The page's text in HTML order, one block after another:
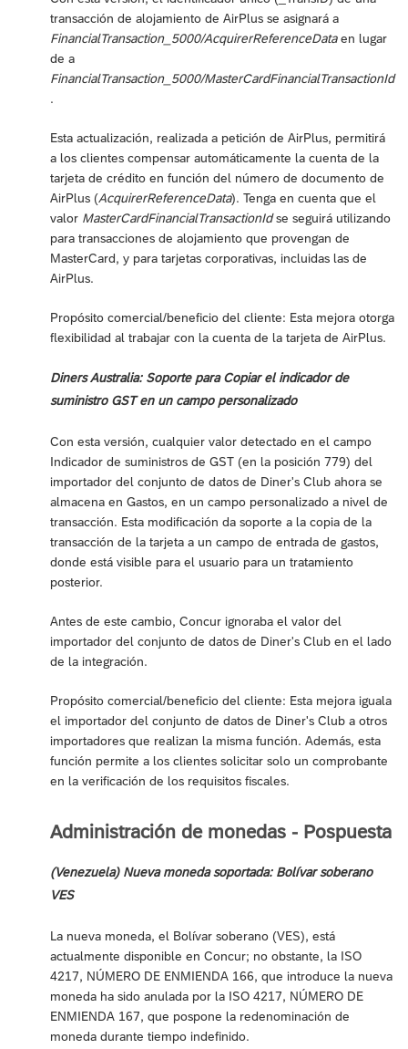
transacción de alojamiento de AirPlus se asignará a
FinancialTransaction_5000/AcquirerReferenceDataen lugar
de a
FinancialTransaction_5000/MasterCardFinancialTransactionId
.
Esta actualización, realizada a petición de AirPlus, permitirá
a los clientes compensar automáticamente la cuenta de la
tarjeta de crédito en función del número de documento de
AirPlus (AcquirerReferenceData). Tenga en cuenta que el
valor MasterCardFinancialTransactionIdse seguirá utilizando
para transacciones de alojamiento que provengan de
MasterCard, y para tarjetas corporativas, incluidas las de
AirPlus.
Propósito comercial/beneficio del cliente: Esta mejora otorga
flexibilidad al trabajar con la cuenta de la tarjeta de AirPlus.
Diners Australia: Soporte para Copiar el indicador de
suministro GST en un campo personalizado
Con esta versión, cualquier valor detectado en el campo
Indicador de suministros de GST (en la posición 779) del
importador del conjunto de datos de Diner's Club ahora se
almacena en Gastos, en un campo personalizado a nivel de
transacción. Esta modificación da soporte a la copia de la
transacción de la tarjeta a un campo de entrada de gastos,
donde está visible para el usuario para un tratamiento
posterior.
Antes de este cambio, Concur ignoraba el valor del
importador del conjunto de datos de Diner's Club en el lado
de la integración.
Propósito comercial/beneficio del cliente: Esta mejora iguala
el importador del conjunto de datos de Diner's Club a otros
importadores que realizan la misma función. Además, esta
función permite a los clientes solicitar solo un comprobante
en la verificación de los requisitos fiscales.
Administración de monedas - Pospuesta
(Venezuela) Nueva moneda soportada: Bolívar soberano
VES
La nueva moneda, el Bolívar soberano (VES), está
actualmente disponible en Concur; no obstante, la ISO
4217, NÚMERO DE ENMIENDA 166, que introduce la nueva
moneda ha sido anulada por la ISO 4217, NÚMERO DE
ENMIENDA 167, que pospone la redenominación de
moneda durante tiempo indefinido.